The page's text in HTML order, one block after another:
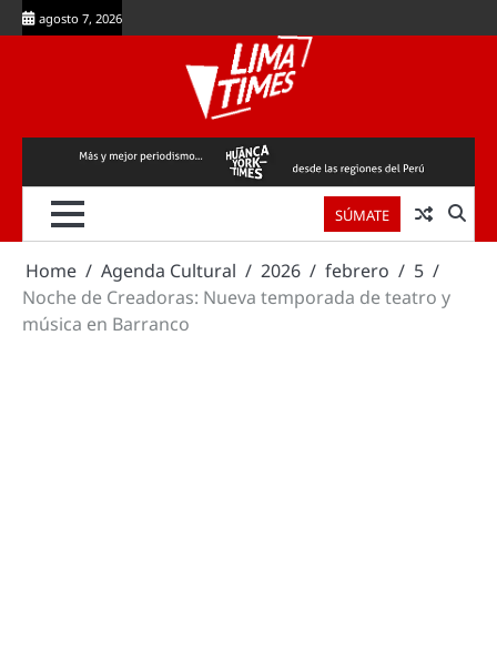
Skip
to
agosto 7, 2026
SÚMATE
Home Agenda Cultural 2026 febrero
5
Noche de Creadoras: Nueva temporada de teatro y
música en Barranco